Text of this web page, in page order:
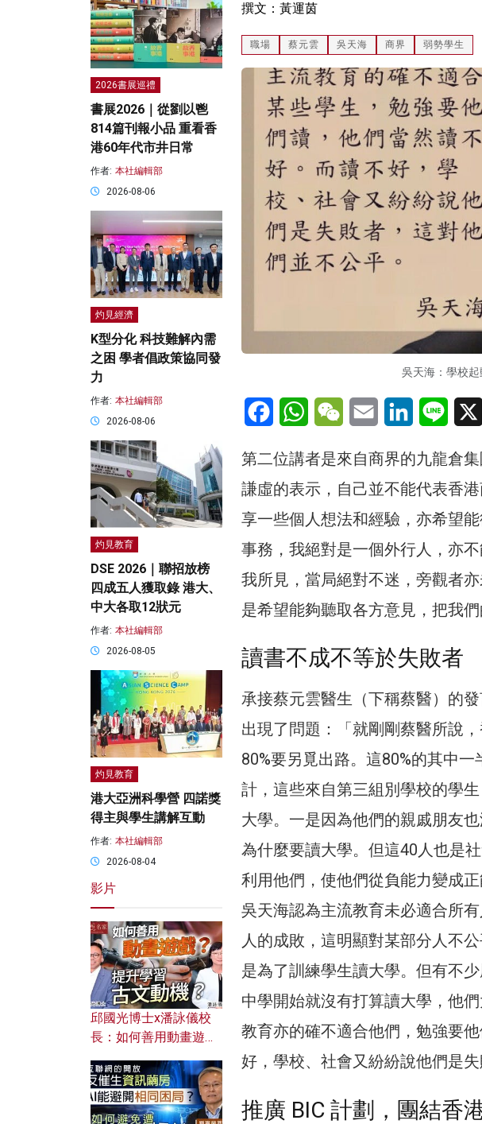
撰文：黃運茵
職場 蔡元雲 吳天海 商界 弱勢學生
吳天海：學校
FacebookWhatsAppWeChatEmail LinkedInLine
第二位講者是來自商界的九龍倉
謙虛的表示，自己並不能代表香
享一些個人想法和經驗，亦希望
事務，我絕對是一個外行人，亦
我所見，當局絕對不迷，旁觀者
是希望能夠聽取各方意見，把我
讀書不成不等於失敗者
承接蔡元雲醫生（下稱蔡醫）的
出現了問題：「就剛剛蔡醫所說
80%要另覓出路。這80%的其中
計，這些來自第三組別學校的學
大學。一是因為他們的親戚朋友
為什麼要讀大學。但這40人也是
利用他們，使他們從負能力變成
吳天海認為主流教育未必適合所
人的成敗，這明顯對某部分人不
是為了訓練學生讀大學。但有不
中學開始就沒有打算讀大學，他
教育亦的確不適合他們，勉強要
好，學校、社會又紛紛說他們是
推廣 BIC 計劃，團結香
2026書展巡禮
書展2026｜從劉以鬯
814篇刊報小品 重看香
港60年代市井日常
作者: 本社編輯部
2026-08-06
灼見經濟
K型分化 科技難解內需
之困 學者倡政策協同發
力
作者: 本社編輯部
2026-08-06
灼見教育
DSE 2026｜聯招放榜
四成五人獲取錄 港大、
中大各取12狀元
作者: 本社編輯部
2026-08-05
灼見教育
港大亞洲科學營 四諾獎
得主與學生講解互動
作者: 本社編輯部
2026-08-04
影片
邱國光博士x潘詠儀校
長：如何善用動畫遊戲